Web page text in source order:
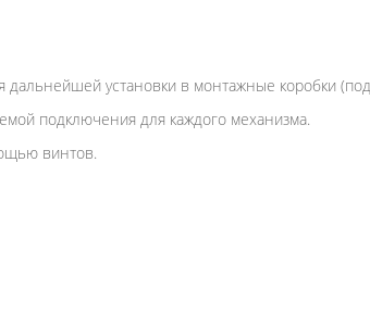
установки в монтажные коробки
подключения для каждого механизма.
винтов.